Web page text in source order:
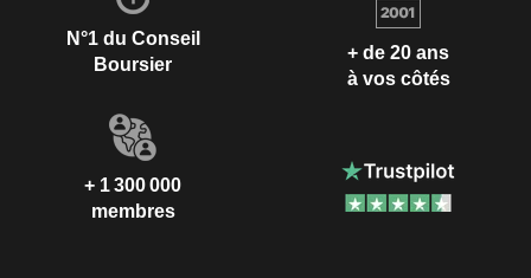
N°1 du Conseil
Boursier
+ de 20 ans
à vos côtés
+ 1 300 000
membres